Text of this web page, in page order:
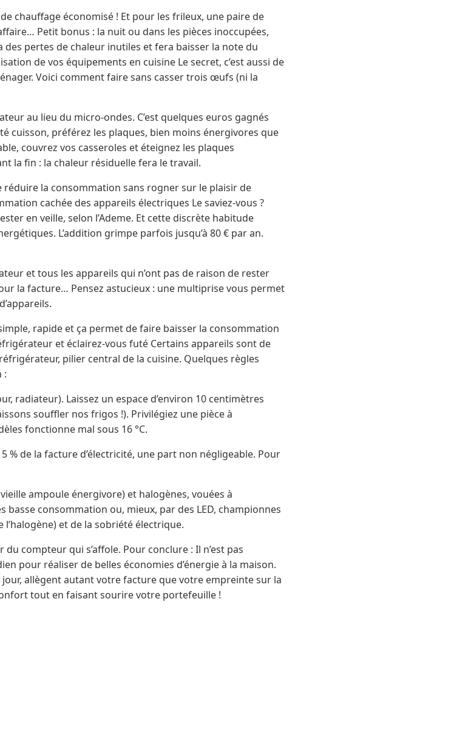
chauffage économisé ! Et pour les frileux, une paire de
Petit bonus : la nuit ou dans les pièces inoccupées,
des pertes de chaleur inutiles et fera baisser la note du
de vos équipements en cuisine Le secret, c’est aussi de
Voici comment faire sans casser trois œufs (ni la
au lieu du micro-ondes. C’est quelques euros gagnés
cuisson, préférez les plaques, bien moins énergivores que
couvrez vos casseroles et éteignez les plaques
la fin : la chaleur résiduelle fera le travail.
la consommation sans rogner sur le plaisir de
cachée des appareils électriques Le saviez-vous ?
en veille, selon l’Ademe. Et cette discrète habitude
L’addition grimpe parfois jusqu’à 80 € par an.
et tous les appareils qui n’ont pas de raison de rester
la facture… Pensez astucieux : une multiprise vous permet
rapide et ça permet de faire baisser la consommation
et éclairez-vous futé Certains appareils sont de
pilier central de la cuisine. Quelques règles
:
radiateur). Laissez un espace d’environ 10 centimètres
souffler nos frigos !). Privilégiez une pièce à
fonctionne mal sous 16 °C.
% de la facture d’électricité, une part non négligeable. Pour
ampoule énergivore) et halogènes, vouées à
basse consommation ou, mieux, par des LED, championnes
et de la sobriété électrique.
compteur qui s’affole. Pour conclure : Il n’est pas
pour réaliser de belles économies d’énergie à la maison.
allègent autant votre facture que votre empreinte sur la
tout en faisant sourire votre portefeuille !